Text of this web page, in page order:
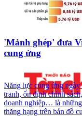
'Mảnh ghép' đưa
cung ứng
Năng lực cung ứng
tranh, ổn định chính
doanh nghiệp… là
thăng hạng trên bản đồ